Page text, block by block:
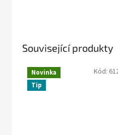
Související produkty
Novinka
Tip
Kód: